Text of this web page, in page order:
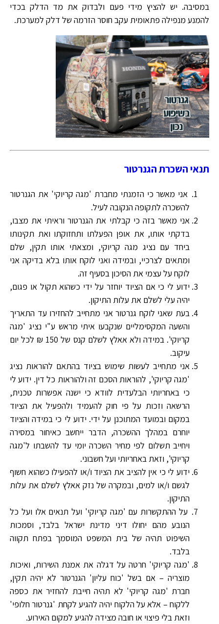
במסיבה. יש להציץ מידי פעם ולבדוק את מד הדלק בכדי
להמנע מנפילה פתאומית עקב חוסר הזרמה של דלק למערכת.
תנאי השכרת הגנרטור
אני מאשר כי הזמנתי מחברת 'מגה קריוקי' את הגנרטור
להשכרה לתקופה הנקובה לעיל.
אני מאשר בזה כי קבלתי את הגנרטור וראיתי את מצבו,
בדקתי אותו, את אופן הפעלתו ותחזוקתו ואת תקינותו
ביחד עם נציג מגה קריוקי, ומצאתי אותו תקין, שלם
ומתאים לצרכיי, ובמידה ואני לוקח אותו בלא בדיקה אני
לוקח על עצמי את הסיכון בסעיף זה.
ידוע לי כי אם הציוד יוחזר על ידי כשהוא תקול או פגום,
יהיה עלי לשלם את עלות התיקון.
בעת שאני לוקח גנרטור אני מתחייב להחזירו עד התאריך
והשעה המקסימליים שנקבעו איתי מראש ע"י נציג 'מגה
קריוקי'. במידה ולא אאלץ לשלם קנס של 150 ₪ לכל יום
עיקוב.
אני מתחייב לעשות שימוש בציוד בהתאם להוראות נציג
'מגה קריוקי', להוראות הסכם זה ולהוראות כל דין. ידוע לי
כי באחריותי הבלעדית לוודא כי ישנה אפשרות טכנית,
הרשאה וזכות על פי חוק להעמיד ולהפעיל את הציוד
במקום ובמועד המתוכנן על ידי. ידוע לי כי במידה והציוד
יוחרם במהלך ההשכרה, הדבר ייחשב כאיחור במסירה
ויחייב תשלום לפי מחיר השכרה יומי עד להשבתו ל'מגה
קריוקי', וזאת באחריותי ועל חשבוני.
ידוע לי כי אין להציב את הציוד ו/או להפעילו כשהוא חשוף
לגשם ו/או למים, ובמקרה של נזק אאלץ לשלם את עלות
התיקון.
על ההתקשרות עם 'מגה קריוקי' ועל תנאים אלו ועל כל
הנובע מהם יחולו דיני מדינת ישראל בלבד, וסמכות
השיפוט תהיה של בית המשפט המוסמך בפתח תקווה
בלבד.
'מגה קריוקי' חרטה על דגלה את אמנת השירות, ואיכות
מוצריה – אם בשל 'כוח עליון' הגנרטור לא יהיה תקין,
חברת 'מגה קריוקי' לא תהיה חייבת להחזיר את כספה
ללקוח – אלא על הלקוח יהיה להגיע לקחת 'גנרטור חלופי'
וזאת בלי פיצוי או חובה מצידה להגיע למקום האירוע.